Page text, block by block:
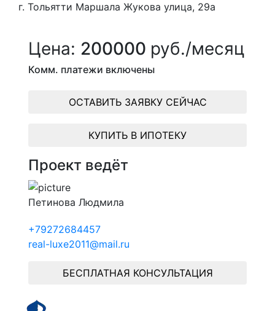
г. Тольятти Маршала Жукова улица, 29а
Цена: 200000 руб./месяц
Комм. платежи включены
ОСТАВИТЬ ЗАЯВКУ СЕЙЧАС
КУПИТЬ В ИПОТЕКУ
Проект ведёт
Петинова Людмила
+79272684457
real-luxe2011@mail.ru
БЕСПЛАТНАЯ КОНСУЛЬТАЦИЯ